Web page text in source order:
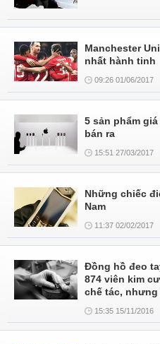
Manchester
nhất hành tinh
09:26 01/06/2017
5 sản phẩm
bán ra
15:51 27/03/2017
Những chiếc
Nam
11:37 02/02/2017
Đồng hồ đeo
874 viên kim
chế tác,
15:35 15/11/2016